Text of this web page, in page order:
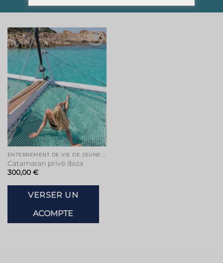
à la liste
souhaits
Catamaran privé Ibiza
300,00 €
VERSER UN
ACOMPTE